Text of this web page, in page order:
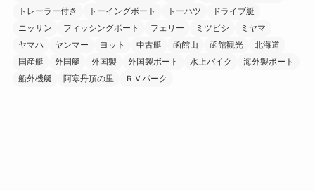
トレーラー付き
トーイングボート トーハツ
ドライブ艇
ニッサン
フィッシングボート フェリー ミツビシ
ミヤマ
ヤマハ
ヤンマー ヨット 中古艇 函館山 函館観光
北海道
国産艇
外国艇 外国製 外国製ボート 水上バイク
海外製ボート
船外機艇
阿寒丹頂の里 ＲＶパーク